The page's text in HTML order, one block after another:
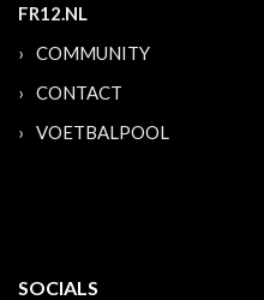
FR12.NL
COMMUNITY
CONTACT
VOETBALPOOL
SOCIALS